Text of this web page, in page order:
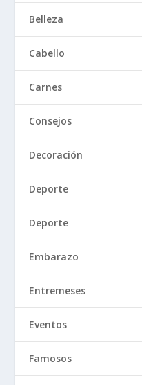
Belleza
Cabello
Carnes
Consejos
Decoración
Deporte
Deporte
Embarazo
Entremeses
Eventos
Famosos